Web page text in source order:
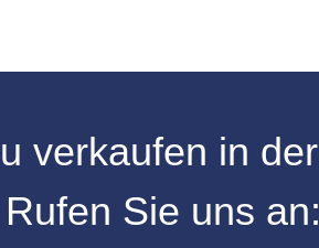
verkaufen in der
Sie uns an: